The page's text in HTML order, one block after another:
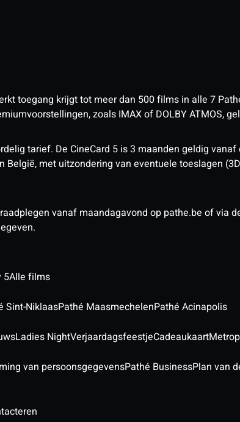
toegang krijgt tot meer dan 500 films in alle 7
zoals IMAX of DOLBY ATMOS,
tarief. De CineCard 5 is 3 maanden geldig
met uitzondering van eventuele toeslagen
vanaf maandagavond op pathe.be of via
5Alle films
Sint-NiklaasPathé MaasmechelenPathé Acinapolis
Ladies NightVerjaardagsfeestjeCadeaukaart
van persoonsgegevensPathé BusinessPlan van